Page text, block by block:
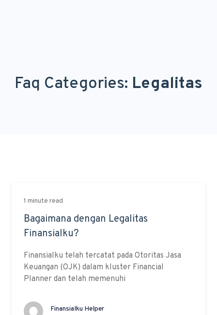
Faq Categories: Legalitas
1 minute read
Bagaimana dengan Legalitas
Finansialku?
Finansialku telah tercatat pada Otoritas Jasa
Keuangan (OJK) dalam kluster Financial
Planner dan telah memenuhi
Finansialku Helper